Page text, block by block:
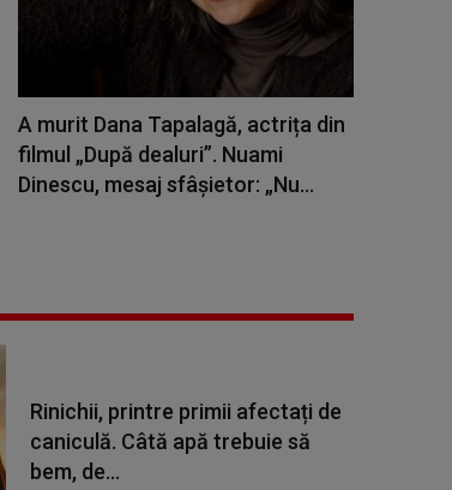
A murit Dana Tapalagă, actrița din
filmul „După dealuri”. Nuami
Dinescu, mesaj sfâșietor: „Nu...
Rinichii, printre primii afectați de
caniculă. Câtă apă trebuie să
bem, de...